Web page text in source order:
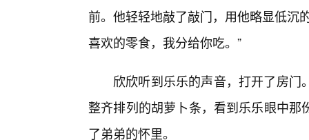
前。他轻轻地敲了敲门，用他略显低沉
喜欢的零食，我分给你吃。”
欣欣听到乐乐的声音，打开了房
整齐排列的胡萝卜条，看到乐乐眼中
了弟弟的怀里。